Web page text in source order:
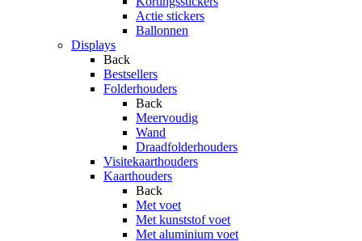
Actie stickers
Ballonnen
Displays
Back
Bestsellers
Folderhouders
Back
Meervoudig
Wand
Draadfolderhouders
Visitekaarthouders
Kaarthouders
Back
Met voet
Met kunststof voet
Met aluminium voet